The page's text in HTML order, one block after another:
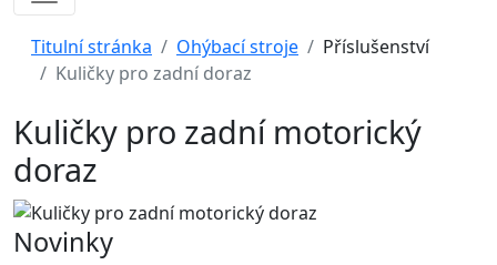
Titulní stránka Ohýbací stroje
Příslušenství
Kuličky pro zadní doraz
Kuličky pro zadní motorický
doraz
Novinky